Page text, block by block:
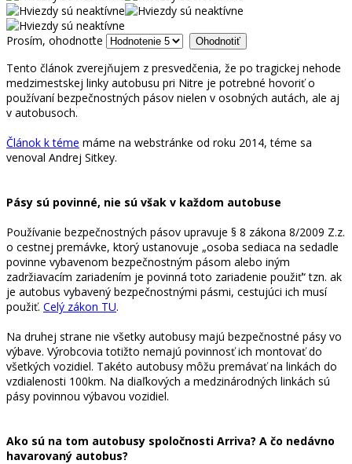
Prosím, ohodnoťte
Tento článok zverejňujem z presvedčenia, že po tragickej nehode
medzimestskej linky autobusu pri Nitre je potrebné hovoriť o
používaní bezpečnostných pásov nielen v osobných autách, ale aj
v autobusoch.
Článok k téme máme na webstránke od roku 2014, téme sa
venoval Andrej Sitkey.
Pásy sú povinné, nie sú však v každom autobuse
Používanie bezpečnostných pásov upravuje § 8 zákona 8/2009 Z.z.
o cestnej premávke, ktorý ustanovuje „osoba sediaca na sedadle
povinne vybavenom bezpečnostným pásom alebo iným
zadržiavacím zariadením je povinná toto zariadenie použiť“ tzn. ak
je autobus vybavený bezpečnostnými pásmi, cestujúci ich musí
použiť. Celý zákon TU.
Na druhej strane nie všetky autobusy majú bezpečnostné pásy vo
výbave. Výrobcovia totižto nemajú povinnosť ich montovať do
všetkých vozidiel. Takéto autobusy môžu premávať na linkách do
vzdialenosti 100km. Na diaľkových a medzinárodných linkách sú
pásy povinnou výbavou vozidiel.
Ako sú na tom autobusy spoločnosti Arriva? A čo nedávno
havarovaný autobus?